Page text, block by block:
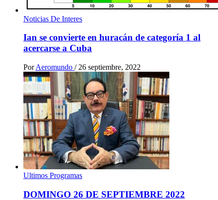
Noticias De Interes
Ian se convierte en huracán de categoría 1 al
acercarse a Cuba
Por Aeromundo / 26 septiembre, 2022
Ultimos Programas
DOMINGO 26 DE SEPTIEMBRE 2022